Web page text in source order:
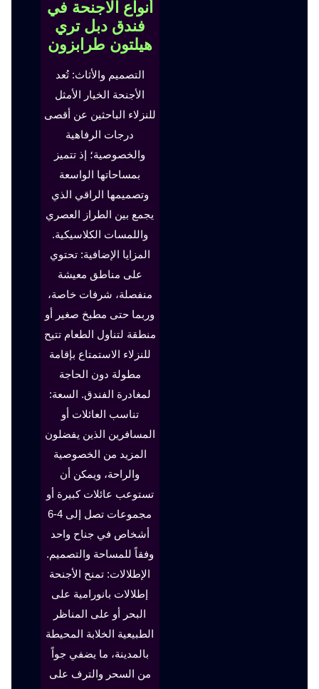
أنواع الاجنحة في
فندق دبل تري
هيلتون طرابزون
التصميم والأثاث: تُعد
الأجنحة الخيار الأمثل
للنزلاء الباحثين عن أقصى
درجات الرفاهية
والخصوصية؛ إذ تتميز
بمساحاتها الواسعة
وتصميمها الراقي الذي
يجمع بين الطراز العصري
واللمسات الكلاسيكية.
المزايا الإضافية: تحتوي
على مناطق معيشة
منفصلة، شرفات خاصة،
وربما حتى مطبخ صغير أو
منطقة لتناول الطعام تتيح
للنزلاء الاستمتاع بإقامة
مطولة دون الحاجة
لمغادرة الفندق. السعة:
تناسب العائلات أو
المسافرين الذين يفضلون
المزيد من الخصوصية
والراحة، ويمكن أن
تستوعب عائلات كبيرة أو
مجموعات تصل إلى 4-6
أشخاص في جناح واحد
وفقاً للمساحة والتصميم.
الإطلالات: تمنح الأجنحة
إطلالات بانورامية على
البحر أو على المناظر
الطبيعية الخلابة المحيطة
بالمدينة، ما يضفي جواً
من السحر والترف على